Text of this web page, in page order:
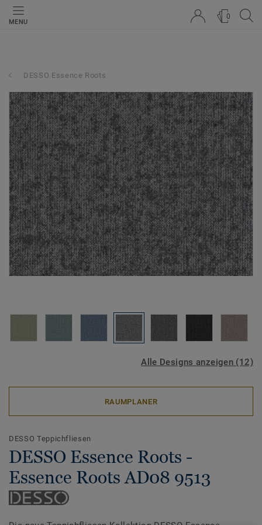
MENU
0
DESSO Essence Roots
Alle Designs anzeigen (12)
RAUMPLANER
DESSO Teppichfliesen
DESSO Essence Roots -
Essence Roots AD08 9513